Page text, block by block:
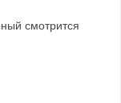
смотрится